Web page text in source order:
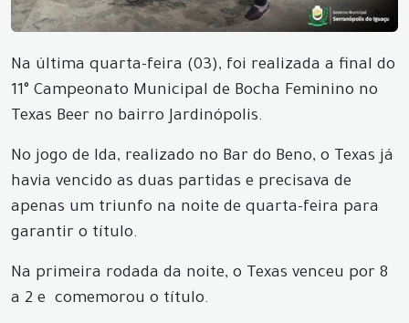
Na última quarta-feira (03), foi realizada a final do
11° Campeonato Municipal de Bocha Feminino no
Texas Beer no bairro Jardinópolis.
No jogo de Ida, realizado no Bar do Beno, o Texas já
havia vencido as duas partidas e precisava de
apenas um triunfo na noite de quarta-feira para
garantir o título.
Na primeira rodada da noite, o Texas venceu por 8
a 2 e comemorou o título.